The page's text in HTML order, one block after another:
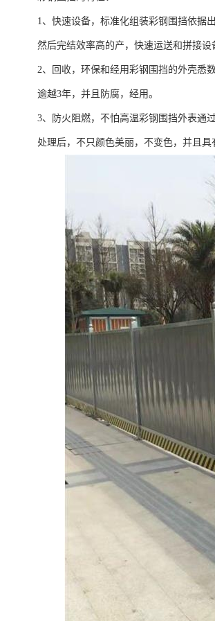
1、快速设备，标准化组装彩钢围挡依据
然后完结效率高的产，快速运送和拼接设
2、回收，环保和经用彩钢围挡的外壳悉
逾越3年，并且防腐，经用。
3、防火阻燃，不怕高温彩钢围挡外表通
处理后，不只颜色美丽，不变色，并且具